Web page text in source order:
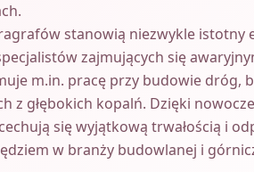
stanowią niezwykle istotny
zajmujących się
m.in. pracę przy budowie dróg,
z głębokich kopalń. Dzięki
się wyjątkową trwałością i
w branży budowlanej i